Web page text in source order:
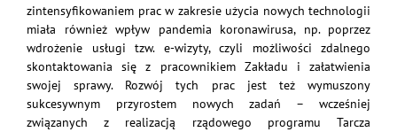
zintensyfikowaniem prac w zakresie użycia nowych technologii
miała również wpływ pandemia koronawirusa, np. poprzez
wdrożenie usługi tzw. e-wizyty, czyli możliwości zdalnego
skontaktowania się z pracownikiem Zakładu i załatwienia
swojej sprawy. Rozwój tych prac jest też wymuszony
sukcesywnym przyrostem nowych zadań – wcześniej
związanych z realizacją rządowego programu Tarcza